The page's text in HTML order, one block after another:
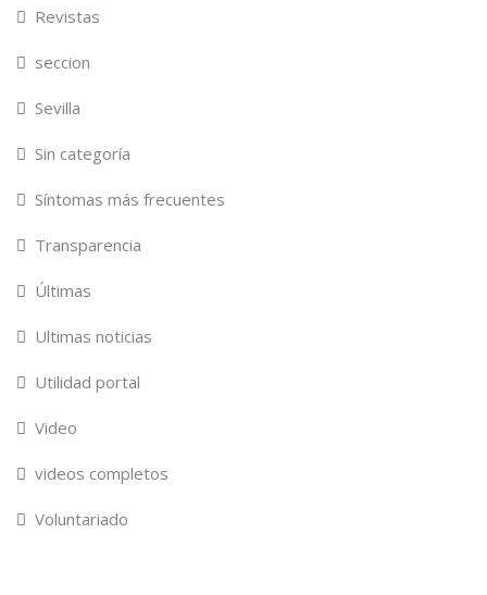
Revistas
seccion
Sevilla
Sin categoría
Síntomas más frecuentes
Transparencia
Últimas
Ultimas noticias
Utilidad portal
Video
videos completos
Voluntariado